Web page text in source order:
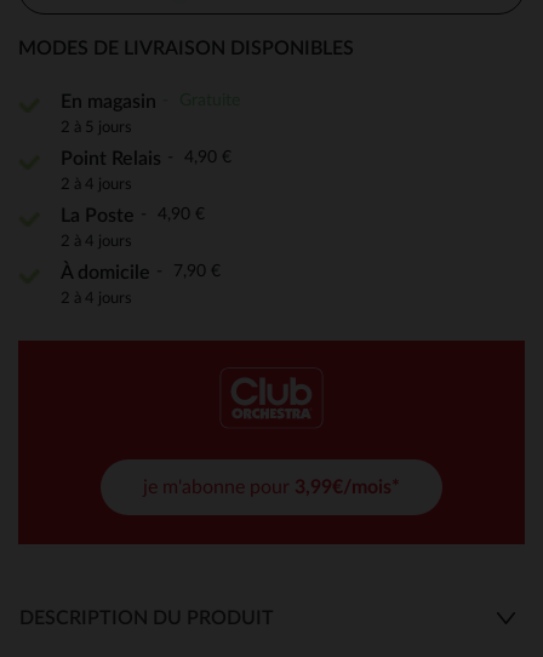
MODES DE LIVRAISON DISPONIBLES
En magasin
2 à 5 jours
Point Relais 4,90 €
2 à 4 jours
La Poste 4,90 €
2 à 4 jours
À domicile 7,90 €
2 à 4 jours
je m'abonne pour 3,99€/mois*
DESCRIPTION DU PRODUIT